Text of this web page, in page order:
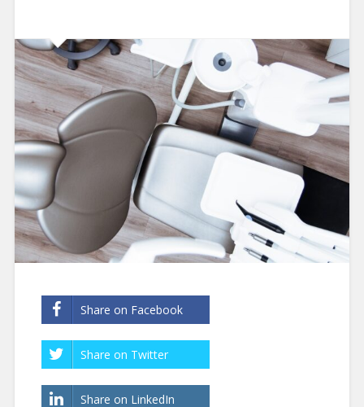
Share on Facebook
Share on Twitter
Share on LinkedIn